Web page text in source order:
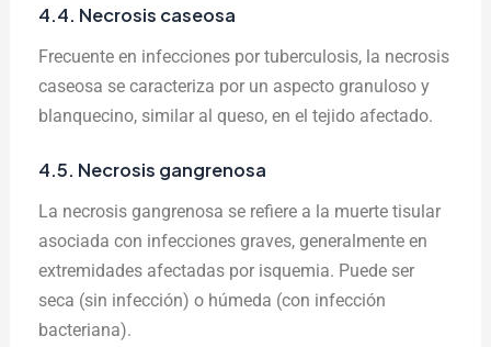
4.4. Necrosis caseosa
Frecuente en infecciones por tuberculosis, la necrosis
caseosa se caracteriza por un aspecto granuloso y
blanquecino, similar al queso, en el tejido afectado.
4.5. Necrosis gangrenosa
La necrosis gangrenosa se refiere a la muerte tisular
asociada con infecciones graves, generalmente en
extremidades afectadas por isquemia. Puede ser
seca (sin infección) o húmeda (con infección
bacteriana).